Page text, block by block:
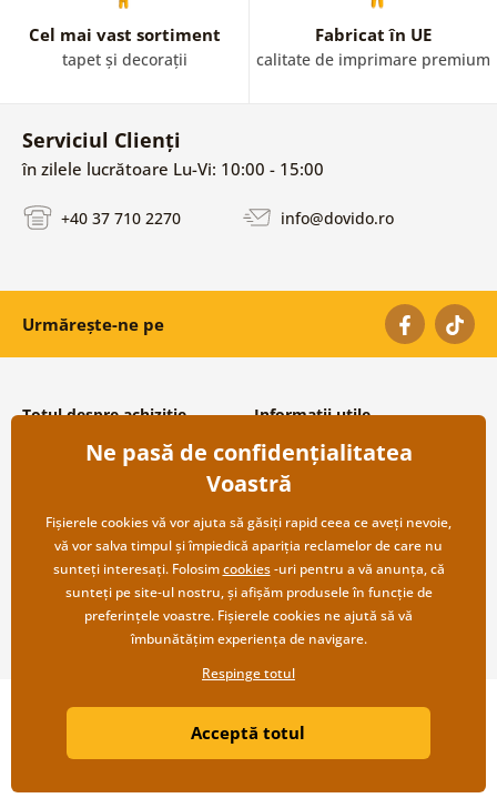
Cel mai vast sortiment
tapet și decorații
Fabricat în UE
calitate de imprimare premium
Serviciul Clienți
în zilele lucrătoare Lu-Vi: 10:00 - 15:00
+40 37 710 2270 info@dovido.ro
Urmărește-ne pe
Totul despre achiziție
Condiții și termeni generali
Protecția datelor personale
Transport și modalități de plată
Returnare
Informații utile
Despre noi
Întrebări frecvente
Contacte
Cooperare angro
Copyright ©2019 © Dovido.ro.
Litvanyi.sk| Magazinul online a fost creat de
Ne pasă de confidențialitatea
Voastră
Fișierele cookies vă vor ajuta să găsiți rapid ceea ce aveți nevoie,
vă vor salva timpul și împiedică apariția reclamelor de care nu
sunteți interesați. Folosimcookies-uri pentru a vă anunța, că
sunteți pe site-ul nostru, și afișăm produsele în funcție de
preferințele voastre. Fișierele cookies ne ajută să vă
îmbunătățim experiența de navigare.
Respinge totul
Acceptă totul